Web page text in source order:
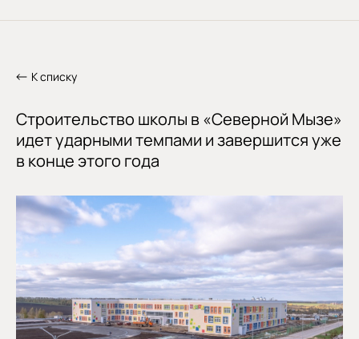
К списку
Строительство школы в «Северной Мызе»
идет ударными темпами и завершится уже
в конце этого года